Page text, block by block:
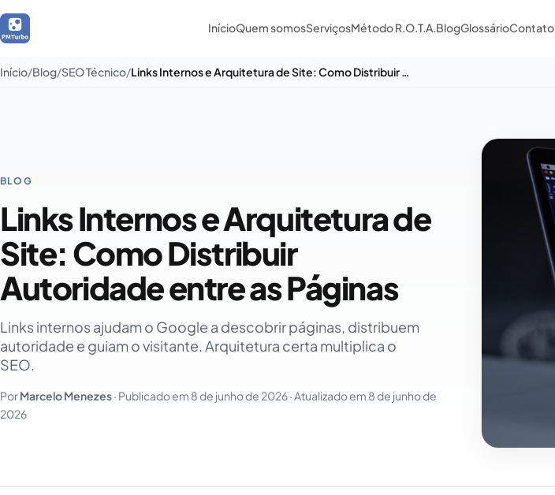
InícioQuem somosServiçosMétodo R.O.T.A.BlogGlossárioContato
Início Blog SEO Técnico
BLOG
Links Internos e Arquitetura de
Site: Como Distribuir
Autoridade entre as Páginas
Links internos ajudam o Google a descobrir páginas, distribuem
autoridade e guiam o visitante. Arquitetura certa multiplica o
SEO.
PorMarcelo Menezes· Publicado em 8 de junho de 2026· Atualizado em 8 de junho de
2026